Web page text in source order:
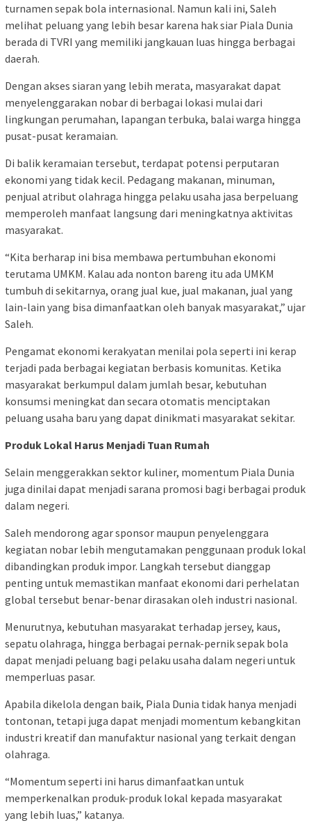
turnamen sepak bola internasional. Namun kali ini, Saleh
melihat peluang yang lebih besar karena hak siar Piala Dunia
berada di TVRI yang memiliki jangkauan luas hingga berbagai
daerah.
Dengan akses siaran yang lebih merata, masyarakat dapat
menyelenggarakan nobar di berbagai lokasi mulai dari
lingkungan perumahan, lapangan terbuka, balai warga hingga
pusat-pusat keramaian.
Di balik keramaian tersebut, terdapat potensi perputaran
ekonomi yang tidak kecil. Pedagang makanan, minuman,
penjual atribut olahraga hingga pelaku usaha jasa berpeluang
memperoleh manfaat langsung dari meningkatnya aktivitas
masyarakat.
“Kita berharap ini bisa membawa pertumbuhan ekonomi
terutama UMKM. Kalau ada nonton bareng itu ada UMKM
tumbuh di sekitarnya, orang jual kue, jual makanan, jual yang
lain-lain yang bisa dimanfaatkan oleh banyak masyarakat,” ujar
Saleh.
Pengamat ekonomi kerakyatan menilai pola seperti ini kerap
terjadi pada berbagai kegiatan berbasis komunitas. Ketika
masyarakat berkumpul dalam jumlah besar, kebutuhan
konsumsi meningkat dan secara otomatis menciptakan
peluang usaha baru yang dapat dinikmati masyarakat sekitar.
Produk Lokal Harus Menjadi Tuan Rumah
Selain menggerakkan sektor kuliner, momentum Piala Dunia
juga dinilai dapat menjadi sarana promosi bagi berbagai produk
dalam negeri.
Saleh mendorong agar sponsor maupun penyelenggara
kegiatan nobar lebih mengutamakan penggunaan produk lokal
dibandingkan produk impor. Langkah tersebut dianggap
penting untuk memastikan manfaat ekonomi dari perhelatan
global tersebut benar-benar dirasakan oleh industri nasional.
Menurutnya, kebutuhan masyarakat terhadap jersey, kaus,
sepatu olahraga, hingga berbagai pernak-pernik sepak bola
dapat menjadi peluang bagi pelaku usaha dalam negeri untuk
memperluas pasar.
Apabila dikelola dengan baik, Piala Dunia tidak hanya menjadi
tontonan, tetapi juga dapat menjadi momentum kebangkitan
industri kreatif dan manufaktur nasional yang terkait dengan
olahraga.
“Momentum seperti ini harus dimanfaatkan untuk
memperkenalkan produk-produk lokal kepada masyarakat
yang lebih luas,” katanya.